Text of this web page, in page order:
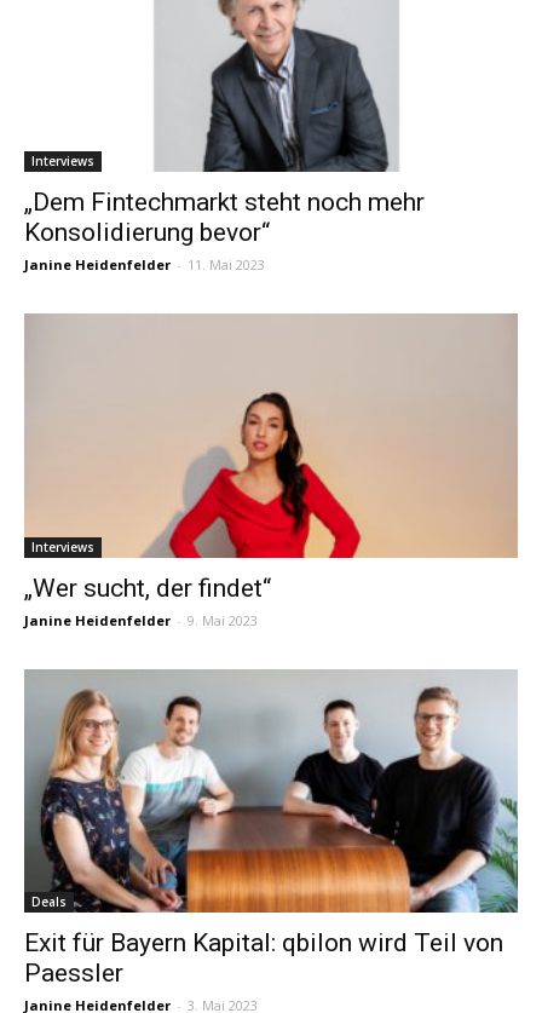
Interviews
„Dem Fintechmarkt steht noch mehr
Konsolidierung bevor“
Janine Heidenfelder - 11. Mai 2023
Interviews
„Wer sucht, der findet“
Janine Heidenfelder - 9. Mai 2023
Deals
Exit für Bayern Kapital: qbilon wird Teil von
Paessler
Janine Heidenfelder - 3. Mai 2023